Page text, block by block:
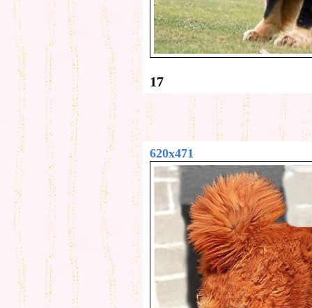
17
620x471